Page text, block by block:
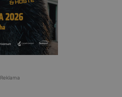
Reklama